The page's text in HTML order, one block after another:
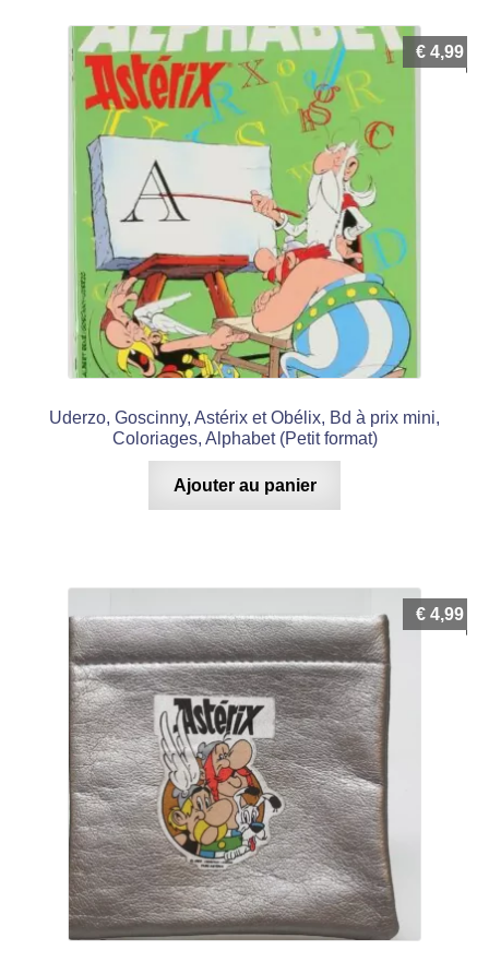
Uderzo, Goscinny, Astérix et Obélix, Bd à prix mini,
Coloriages, Alphabet (Petit format)
€ 4,99
Ajouter au panier
€ 4,99